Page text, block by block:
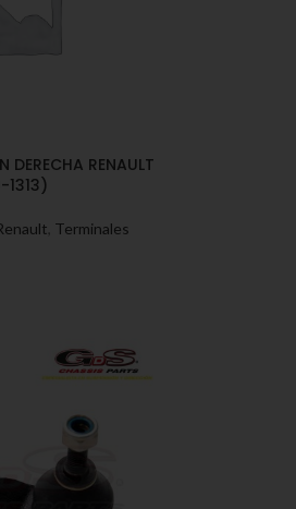
DERECHA RENAULT
1313)
Terminales